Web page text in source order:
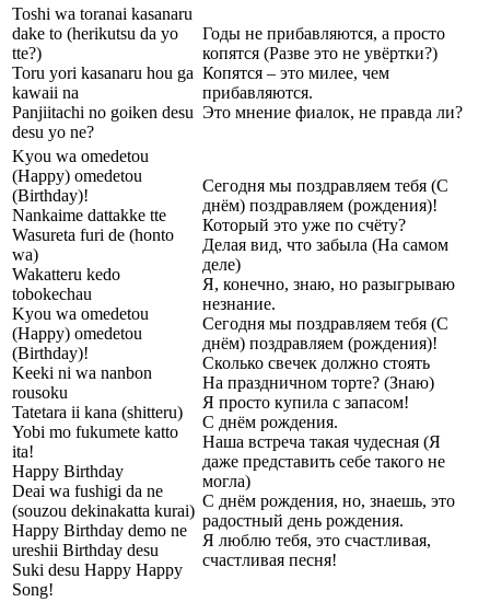
Toshi wa toranai kasanaru
dake to (herikutsu da yo
tte?)
Toru yori kasanaru hou ga
kawaii na
Panjiitachi no goiken desu
desu yo ne?
Годы не прибавляются, а просто
копятся (Разве это не увёртки?)
Копятся – это милее, чем
прибавляются.
Это мнение фиалок, не правда ли?
Kyou wa omedetou
(Happy) omedetou
(Birthday)!
Nankaime dattakke tte
Wasureta furi de (honto
wa)
Wakatteru kedo
tobokechau
Kyou wa omedetou
(Happy) omedetou
(Birthday)!
Keeki ni wa nanbon
rousoku
Tatetara ii kana (shitteru)
Yobi mo fukumete katto
ita!
Happy Birthday
Deai wa fushigi da ne
(souzou dekinakatta kurai)
Happy Birthday demo ne
ureshii Birthday desu
Suki desu Happy Happy
Song!
Сегодня мы поздравляем тебя (С
днём) поздравляем (рождения)!
Который это уже по счёту?
Делая вид, что забыла (На самом
деле)
Я, конечно, знаю, но разыгрываю
незнание.
Сегодня мы поздравляем тебя (С
днём) поздравляем (рождения)!
Сколько свечек должно стоять
На праздничном торте? (Знаю)
Я просто купила с запасом!
С днём рождения.
Наша встреча такая чудесная (Я
даже представить себе такого не
могла)
С днём рождения, но, знаешь, это
радостный день рождения.
Я люблю тебя, это счастливая,
счастливая песня!